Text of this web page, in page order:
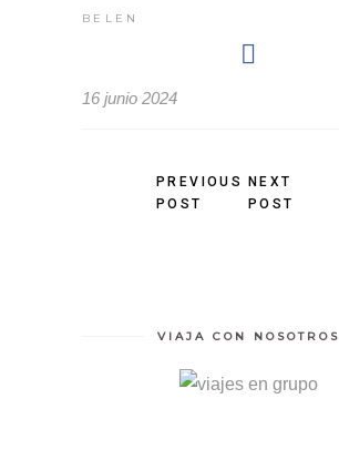
BELEN
16 junio 2024
PREVIOUS
POST
NEXT
POST
VIAJA CON NOSOTROS